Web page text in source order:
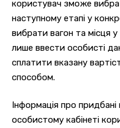
користувач зможе
наступному етапі у
вибрати вагон та місця
лише ввести особисті
сплатити вказану
способом.
Інформація про придбані
особистому кабінеті